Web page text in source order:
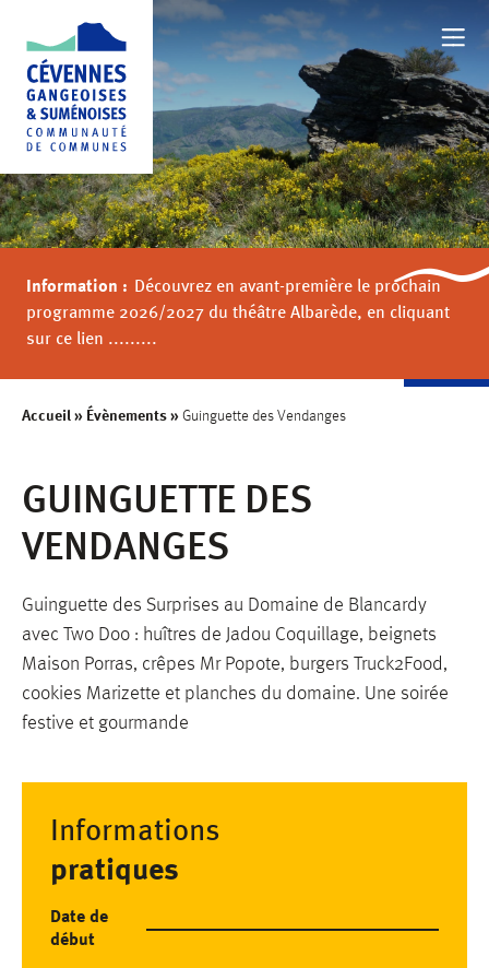
NOTRE TERRITOIRE
BOUGER
AU QUOTIDIEN
Information :
Découvrez en avant-première le prochain
programme 2026/2027 du théâtre Albarède, en cliquant
sur ce lien .........
Accueil » Évènements » Guinguette des Vendanges
GUINGUETTE DES
VENDANGES
Guinguette des Surprises au Domaine de Blancardy
avec Two Doo : huîtres de Jadou Coquillage, beignets
Maison Porras, crêpes Mr Popote, burgers Truck2Food,
cookies Marizette et planches du domaine. Une soirée
festive et gourmande
Informations
pratiques
Date de
début